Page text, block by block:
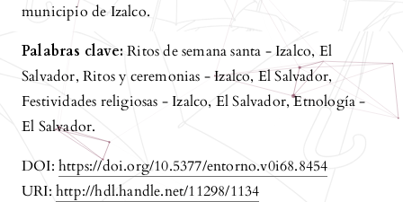
municipio de Izalco.
Palabras clave: Ritos de semana santa - Izalco, El
Salvador, Ritos y ceremonias - Izalco, El Salvador,
Festividades religiosas - Izalco, El Salvador, Etnología -
El Salvador.
DOI: https://doi.org/10.5377/entorno.v0i68.8454
URI: http://hdl.handle.net/11298/1134